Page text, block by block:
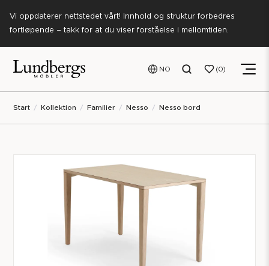
Vi oppdaterer nettstedet vårt! Innhold og struktur forbedres
fortløpende – takk for at du viser forståelse i mellomtiden.
NO 0
Start Kollektion Familier Nesso Nesso bord